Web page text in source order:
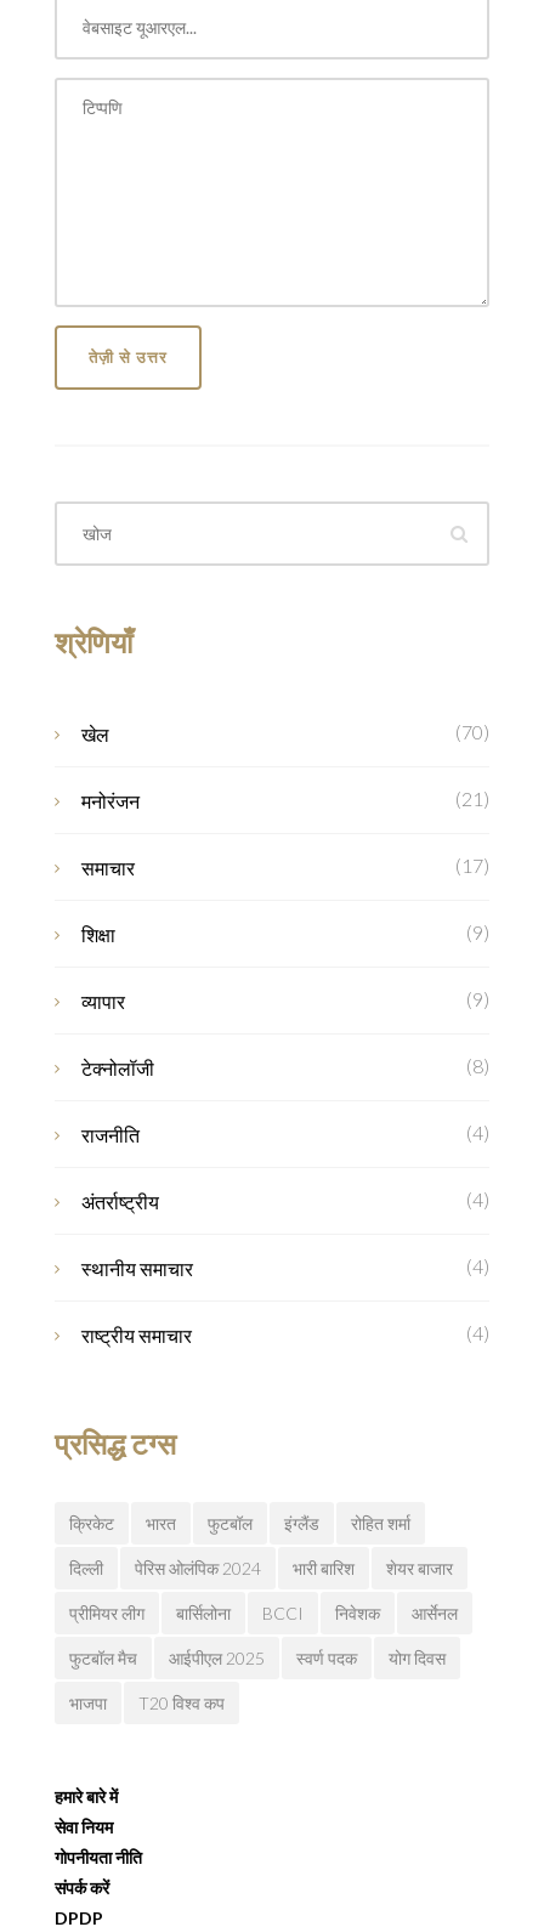
तेज़ी से उत्तर
श्रेणियाँ
खेल (70)
मनोरंजन (21)
समाचार (17)
शिक्षा (9)
व्यापार (9)
टेक्नोलॉजी (8)
राजनीति (4)
अंतर्राष्ट्रीय (4)
स्थानीय समाचार (4)
राष्ट्रीय समाचार (4)
प्रसिद्ध टग्स
क्रिकेट भारत फुटबॉल इंग्लैंड रोहित शर्मा
दिल्ली पेरिस ओलंपिक 2024 भारी बारिश शेयर बाजार
प्रीमियर लीग बार्सिलोना BCCI निवेशक आर्सेनल
फुटबॉल मैच आईपीएल 2025 स्वर्ण पदक योग दिवस
भाजपा T20 विश्व कप
हमारे बारे में
सेवा नियम
गोपनीयता नीति
संपर्क करें
DPDP